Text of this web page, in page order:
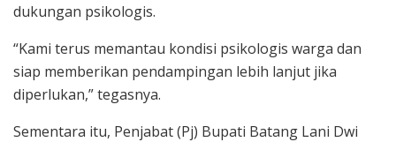
dukungan psikologis.
“Kami terus memantau kondisi psikologis warga dan
siap memberikan pendampingan lebih lanjut jika
diperlukan,” tegasnya.
Sementara itu, Penjabat (Pj) Bupati Batang Lani Dwi